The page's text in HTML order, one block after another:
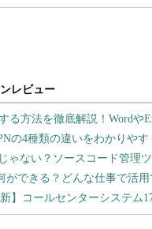
る方法を徹底解説！Wordや
の4種類の違いをわかりや
ゃない？ソースコード管理
ができる？どんな仕事で活
新】コールセンターシステ